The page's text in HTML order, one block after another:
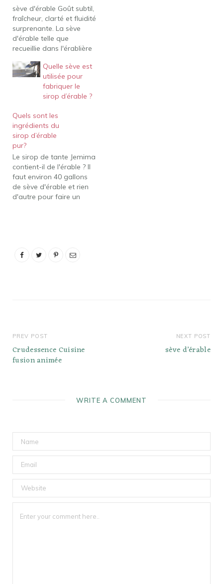
sève d'érable Goût subtil,
fraîcheur, clarté et fluidité
surprenante. La sève
d'érable telle que
recueillie dans l'érablière
que quand tu étais jeune,
comme moi, tu étais
accro à la culpabilité de
goûter secrètement la
accumulée dans ta
chaudière.Bonne
nouvelle, on peut
maintenant…
Quelle sève est
utilisée pour
fabriquer le
sirop d’érable ?
Quels sont les
ingrédients du
sirop d’érable
pur?
Le sirop de tante Jemima
contient-il de l'érable ? Il
faut environ 40 gallons
de sève d'érable et rien
d'autre pour faire un
principalement du sirop
PREV POST
Crudessence Cuisine
fusion animée
NEXT POST
sève d’érable
WRITE A COMMENT